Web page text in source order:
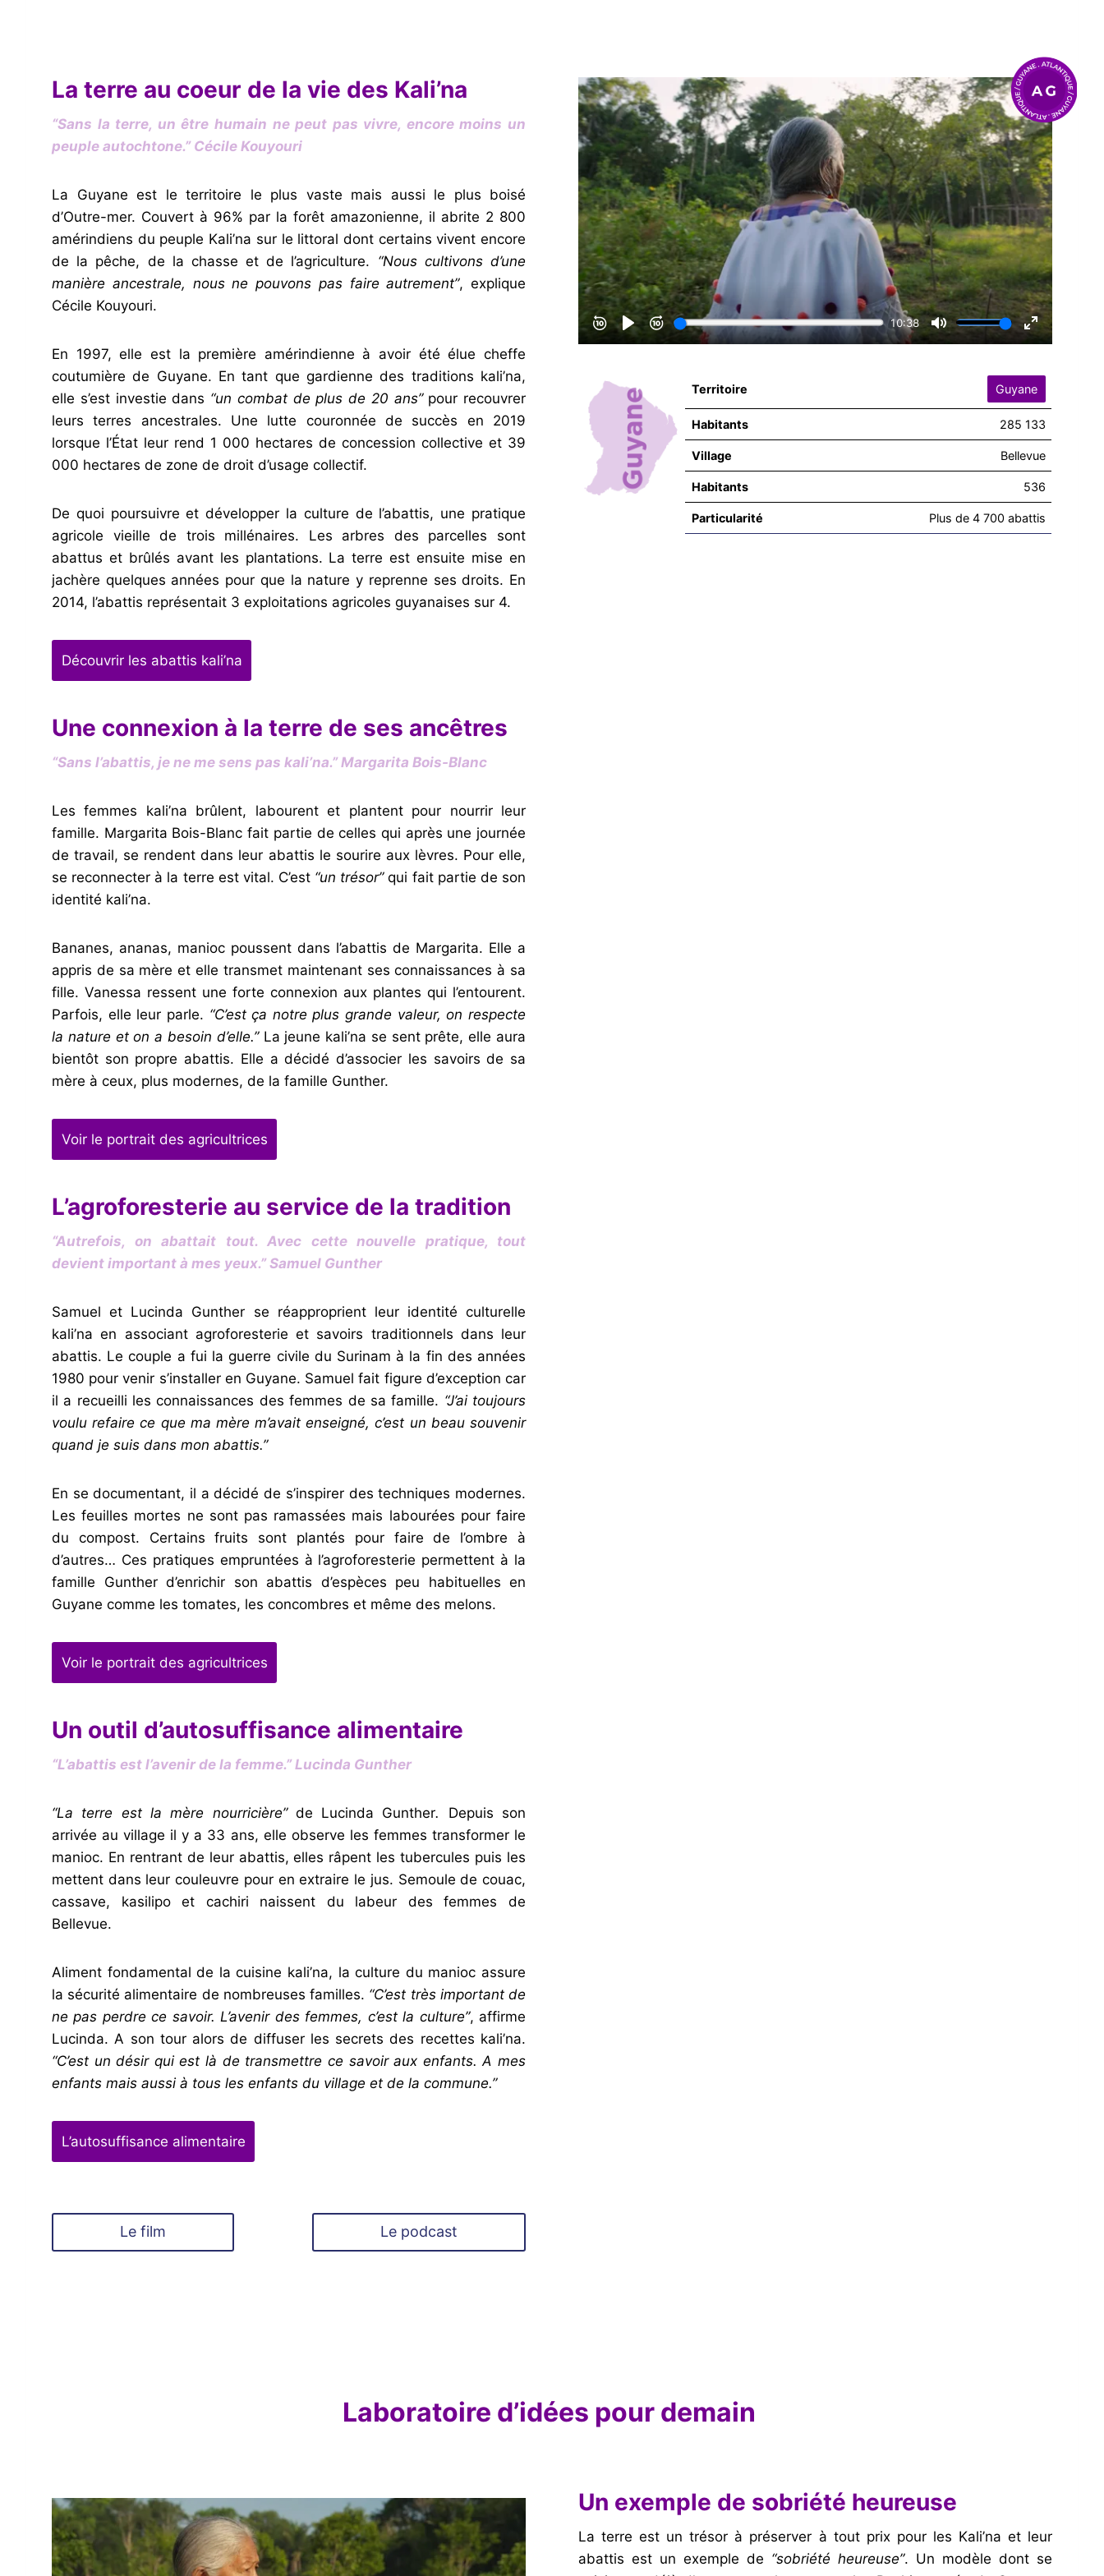
La terre au coeur de la vie des Kali’na
“Sans la terre, un être humain ne peut pas vivre, encore moins un
peuple autochtone.” Cécile Kouyouri
La Guyane est le territoire le plus vaste mais aussi le plus boisé
d’Outre-mer. Couvert à 96% par la forêt amazonienne, il abrite 2 800
amérindiens du peuple Kali’na sur le littoral dont certains vivent encore
de la pêche, de la chasse et de l’agriculture. “Nous cultivons d’une
manière ancestrale, nous ne pouvons pas faire autrement”, explique
Cécile Kouyouri.
En 1997, elle est la première amérindienne à avoir été élue cheffe
coutumière de Guyane. En tant que gardienne des traditions kali’na,
elle s’est investie dans “un combat de plus de 20 ans”pour recouvrer
leurs terres ancestrales. Une lutte couronnée de succès en 2019
lorsque l’État leur rend 1 000 hectares de concession collective et 39
000 hectares de zone de droit d’usage collectif.
De quoi poursuivre et développer la culture de l’abattis, une pratique
agricole vieille de trois millénaires. Les arbres des parcelles sont
abattus et brûlés avant les plantations. La terre est ensuite mise en
jachère quelques années pour que la nature y reprenne ses droits. En
2014, l’abattis représentait 3 exploitations agricoles guyanaises sur 4.
Découvrir les abattis kali’na
Une connexion à la terre de ses ancêtres
“Sans l’abattis, je ne me sens pas kali’na.” Margarita Bois-Blanc
Les femmes kali’na brûlent, labourent et plantent pour nourrir leur
famille. Margarita Bois-Blanc fait partie de celles qui après une journée
de travail, se rendent dans leur abattis le sourire aux lèvres. Pour elle,
se reconnecter à la terre est vital. C’est “un trésor”qui fait partie de son
identité kali’na.
Bananes, ananas, manioc poussent dans l’abattis de Margarita. Elle a
appris de sa mère et elle transmet maintenant ses connaissances à sa
fille. Vanessa ressent une forte connexion aux plantes qui l’entourent.
Parfois, elle leur parle. “C’est ça notre plus grande valeur, on respecte
la nature et on a besoin d’elle.” La jeune kali’na se sent prête, elle aura
bientôt son propre abattis. Elle a décidé d’associer les savoirs de sa
mère à ceux, plus modernes, de la famille Gunther.
Voir le portrait des agricultrices
L’agroforesterie au service de la tradition
“Autrefois, on abattait tout. Avec cette nouvelle pratique, tout
devient important à mes yeux.” Samuel Gunther
Samuel et Lucinda Gunther se réapproprient leur identité culturelle
kali’na en associant agroforesterie et savoirs traditionnels dans leur
abattis. Le couple a fui la guerre civile du Surinam à la fin des années
1980 pour venir s’installer en Guyane. Samuel fait figure d’exception car
il a recueilli les connaissances des femmes de sa famille. “J’ai toujours
voulu refaire ce que ma mère m’avait enseigné, c’est un beau souvenir
quand je suis dans mon abattis.”
En se documentant, il a décidé de s’inspirer des techniques modernes.
Les feuilles mortes ne sont pas ramassées mais labourées pour faire
du compost. Certains fruits sont plantés pour faire de l’ombre à
d’autres… Ces pratiques empruntées à l’agroforesterie permettent à la
famille Gunther d’enrichir son abattis d’espèces peu habituelles en
Guyane comme les tomates, les concombres et même des melons.
Voir le portrait des agricultrices
Un outil d’autosuffisance alimentaire
“L’abattis est l’avenir de la femme.” Lucinda Gunther
“La terre est la mère nourricière”de Lucinda Gunther. Depuis son
arrivée au village il y a 33 ans, elle observe les femmes transformer le
manioc. En rentrant de leur abattis, elles râpent les tubercules puis les
mettent dans leur couleuvre pour en extraire le jus. Semoule de couac,
cassave, kasilipo et cachiri naissent du labeur des femmes de
Bellevue.
Aliment fondamental de la cuisine kali’na, la culture du manioc assure
la sécurité alimentaire de nombreuses familles. “C’est très important de
ne pas perdre ce savoir. L’avenir des femmes, c’est la culture”, affirme
Lucinda. A son tour alors de diffuser les secrets des recettes kali’na.
“C’est un désir qui est là de transmettre ce savoir aux enfants. A mes
enfants mais aussi à tous les enfants du village et de la commune.”
L’autosuffisance alimentaire
Le film Le podcast
Territoire Guyane
Habitants 285 133
Village Bellevue
Habitants 536
Particularité Plus de 4 700 abattis
Laboratoire d’idées pour demain
Un exemple de sobriété heureuse
La terre est un trésor à préserver à tout prix pour les Kali’na et leur
abattis est un exemple de “sobriété heureuse”. Un modèle dont se